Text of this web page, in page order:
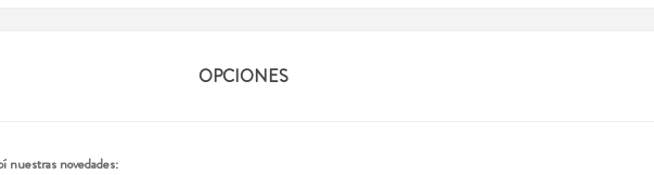
OPCIONES
nuestras novedades: